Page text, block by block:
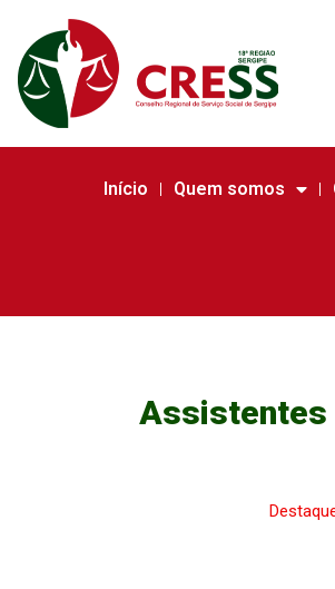
Início Quem somos
Assistentes